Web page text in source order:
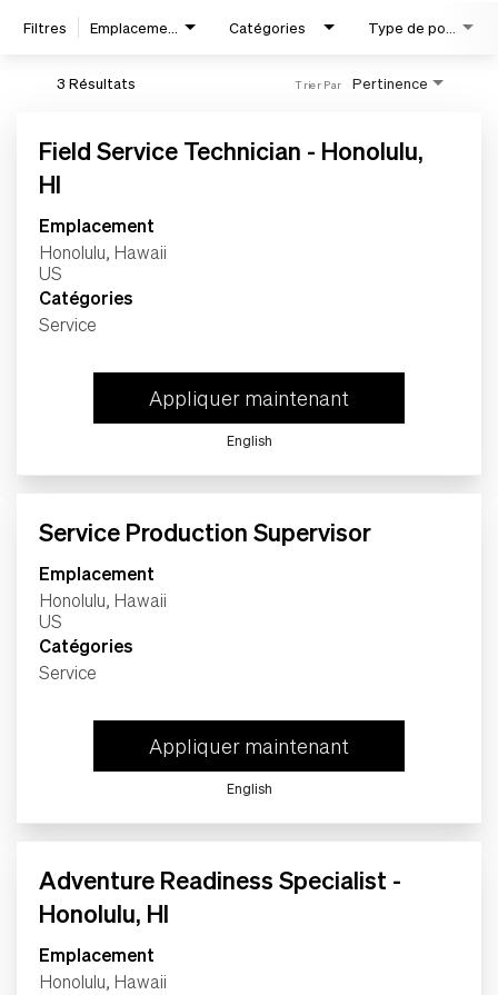
Accueil
Vie
Étudiants
Vérifier le statut du dossier
Filtres Emplacements Catégories Type de poste
3 Résultats Pertinence
Trier Par
Field Service Technician - Honolulu,
HI
Emplacement
Honolulu, Hawaii
Catégories
Service
Appliquer maintenant
English
Service Production Supervisor
Emplacement
Honolulu, Hawaii
Catégories
Service
Appliquer maintenant
English
Adventure Readiness Specialist -
Honolulu, HI
Emplacement
Honolulu, Hawaii